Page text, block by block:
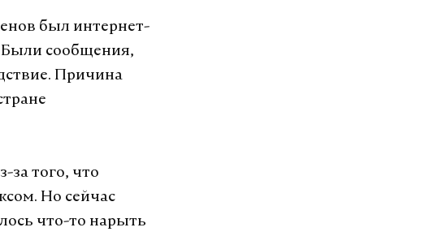
был интернет-
Были сообщения,
Причина
за того, что
Но сейчас
что-то нарыть